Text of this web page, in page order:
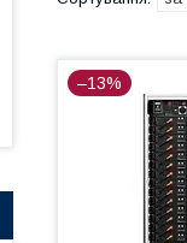
–13%